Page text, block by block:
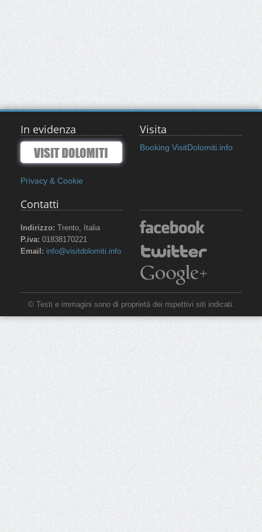
In evidenza
Privacy & Cookie
Visita
Booking VisitDolomiti.info
Contatti
Indirizzo: Trento, Italia
P.iva: 01838170221
Email: info@visitdolomiti.info
© Testi e immagini sono di proprietà dei rispettivi siti indicati.